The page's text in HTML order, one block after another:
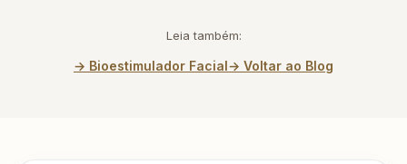
Leia também:
→ Bioestimulador Facial→ Voltar ao Blog